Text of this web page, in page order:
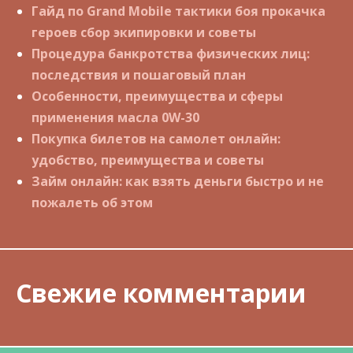
Гайд по Grand Mobile тактики боя прокачка
героев сбор экипировки и советы
Процедура банкротства физических лиц:
последствия и пошаговый план
Особенности, преимущества и сферы
применения масла 0W-30
Покупка билетов на самолет онлайн:
удобство, преимущества и советы
Займ онлайн: как взять деньги быстро и не
пожалеть об этом
Свежие комментарии